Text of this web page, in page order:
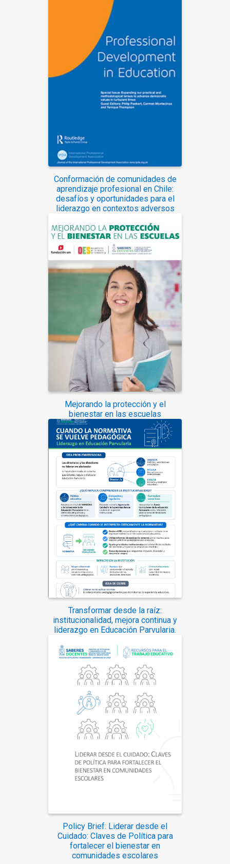
Conformación de comunidades de
aprendizaje profesional en Chile:
desafíos y oportunidades para el
liderazgo en contextos adversos
Mejorando la protección y el
bienestar en las escuelas
Transformar desde la raíz:
institucionalidad, mejora continua y
liderazgo en Educación Parvularia.
Policy Brief: Liderar desde el
Cuidado: Claves de Política para
fortalecer el bienestar en
comunidades escolares